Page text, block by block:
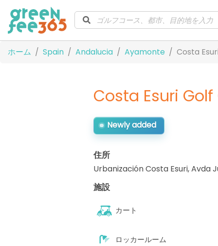
ホーム Spain Andalucia Ayamonte Costa
Costa Esuri
Newly added
住所
Urbanización Costa Esuri, Avda
施設
カート
ロッカールーム